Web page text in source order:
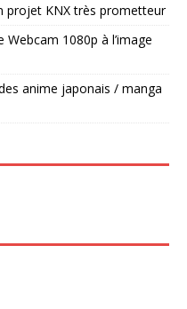
projet KNX très prometteur
Webcam 1080p à l’image
anime japonais / manga